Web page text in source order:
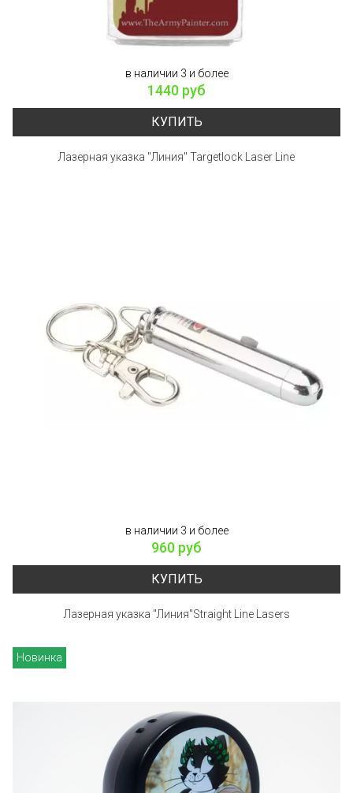
в наличии 3 и более
1440 руб
КУПИТЬ
Лазерная указка "Линия" Targetlock Laser Line
в наличии 3 и более
960 руб
КУПИТЬ
Лазерная указка "Линия"Straight Line Lasers
Новинка